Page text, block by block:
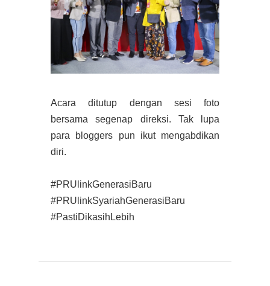
Acara ditutup dengan sesi foto
bersama segenap direksi. Tak lupa
para bloggers pun ikut mengabdikan
diri.
#PRUlinkGenerasiBaru
#PRUlinkSyariahGenerasiBaru
#PastiDikasihLebih